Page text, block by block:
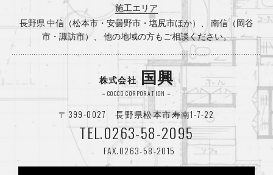
2025年7月(3)
2025年5月 (1)
2025年4月
(1)
2024年8月(2)
施工エリア
長野県 中信（松本市・安曇野市・塩尻市ほか）、 南信（岡谷
市・諏訪市）、 他の地域の方もご相談ください。
株式会社国興
－COCCO CORPORATION－
〒399-0027 長野県松本市寿南1-7-22
TEL.0263-58-2095
FAX.0263-58-2015